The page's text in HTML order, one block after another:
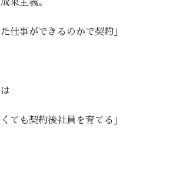
果主義。
仕事ができるのかで契約」
ても契約後社員を育てる」